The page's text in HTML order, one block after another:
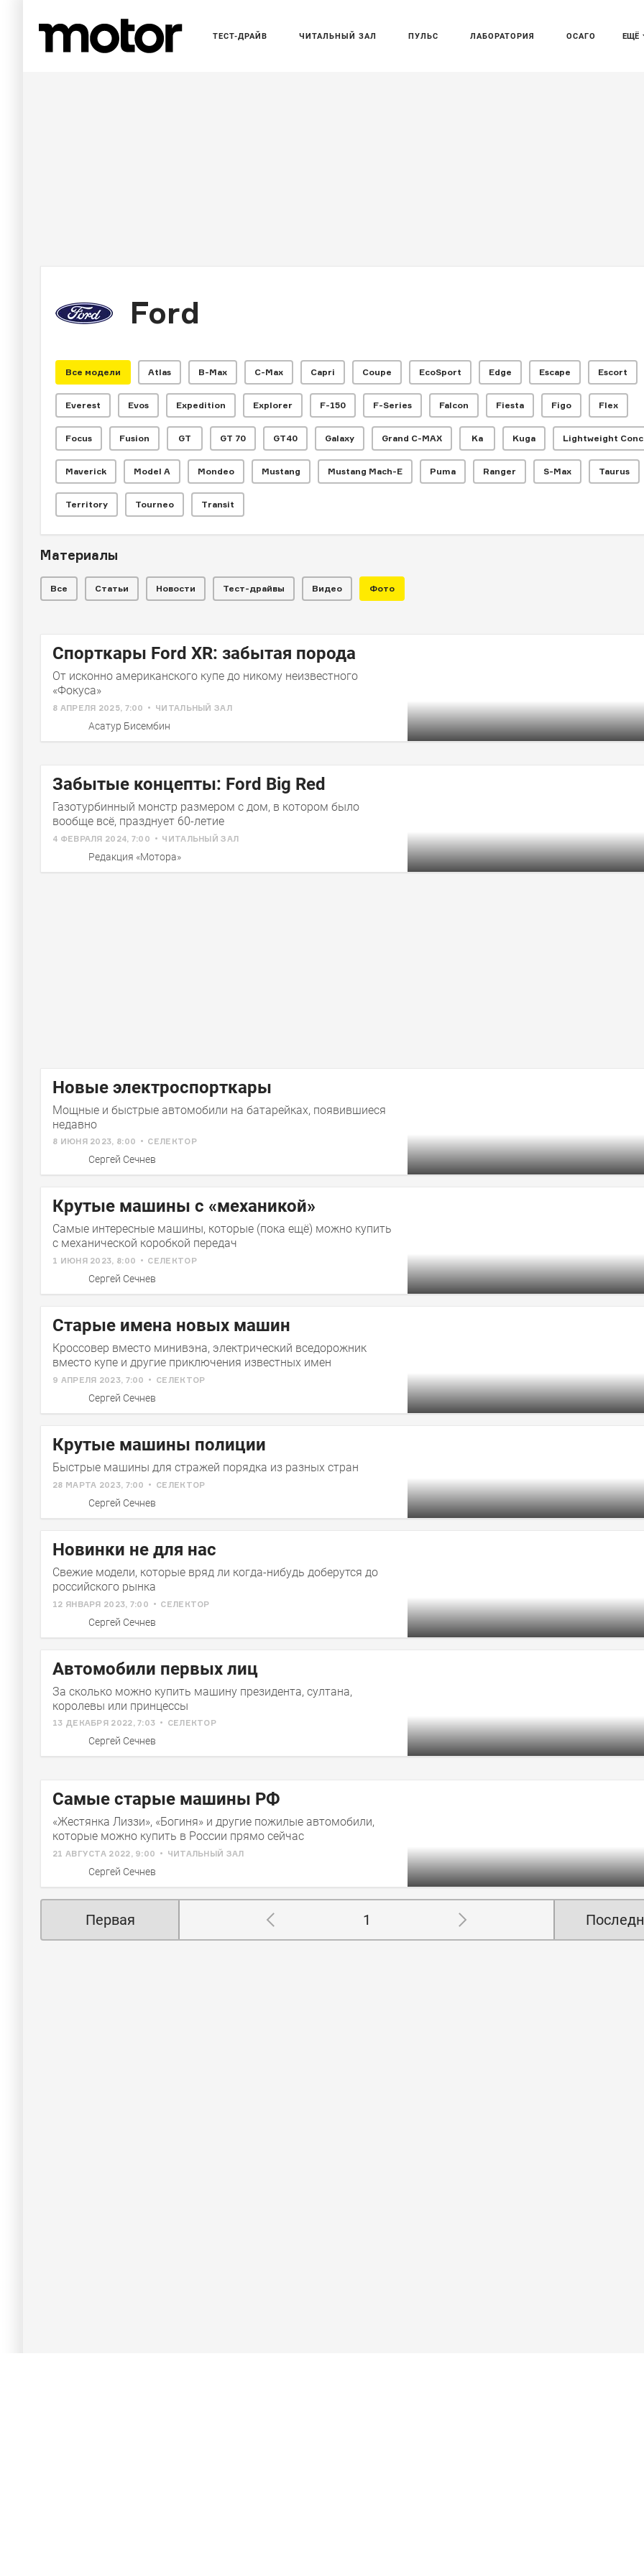
ЕЩЁ
ТЕСТ-ДРАЙВ ЧИТАЛЬНЫЙ ЗАЛ ПУЛЬС ЛАБОРАТОРИЯ ОСАГО
Ford
Все модели Atlas B-Max C-Max Capri Coupe EcoSport Edge Escape Escort
Everest Evos Expedition Explorer F-150 F-Series Falcon Fiesta Figo Flex
Focus Fusion GT GT 70 GT40 Galaxy Grand C-MAX Ka Kuga Lightweight
Maverick Model A Mondeo Mustang Mustang Mach-E Puma Ranger S-Max Taurus
Territory Tourneo Transit
Материалы
Все Статьи Новости Тест-драйвы Видео Фото
РЕПОРТАЖ
Главные премьеры: чем
запомнился автосалон в
Йорке
Новый Ford Transit City: как
китайцы из JMC научили
фордовцев делать
электрофургоны
Автосалон Детройт-2026
Спорткары Ford XR: забытая порода
От исконно американского купе до никому неизвестного
«Фокуса»
8 АПРЕЛЯ 2025, 7:00 ЧИТАЛЬНЫЙ ЗАЛ
Асатур Бисембин
Забытые концепты: Ford Big Red
Газотурбинный монстр размером с дом, в котором было
вообще всё, празднует 60-летие
4 ФЕВРАЛЯ 2024, 7:00 ЧИТАЛЬНЫЙ ЗАЛ
Редакция «Мотора»
Новые электроспорткары
Мощные и быстрые автомобили на батарейках, появившиеся
недавно
8 ИЮНЯ 2023, 8:00 СЕЛЕКТОР
Сергей Сечнев
Крутые машины с «механикой»
Самые интересные машины, которые (пока ещё) можно купить
с механической коробкой передач
1 ИЮНЯ 2023, 8:00 СЕЛЕКТОР
Сергей Сечнев
Старые имена новых машин
Кроссовер вместо минивэна, электрический вседорожник
вместо купе и другие приключения известных имен
9 АПРЕЛЯ 2023, 7:00 СЕЛЕКТОР
Сергей Сечнев
Крутые машины полиции
Быстрые машины для стражей порядка из разных стран
28 МАРТА 2023, 7:00 СЕЛЕКТОР
Сергей Сечнев
Новинки не для нас
Свежие модели, которые вряд ли когда-нибудь доберутся до
российского рынка
12 ЯНВАРЯ 2023, 7:00 СЕЛЕКТОР
Сергей Сечнев
Автомобили первых лиц
За сколько можно купить машину президента, султана,
королевы или принцессы
13 ДЕКАБРЯ 2022, 7:03 СЕЛЕКТОР
Сергей Сечнев
Самые старые машины РФ
«Жестянка Лиззи», «Богиня» и другие пожилые автомобили,
которые можно купить в России прямо сейчас
21 АВГУСТА 2022, 9:00 ЧИТАЛЬНЫЙ ЗАЛ
Сергей Сечнев
Первая 1